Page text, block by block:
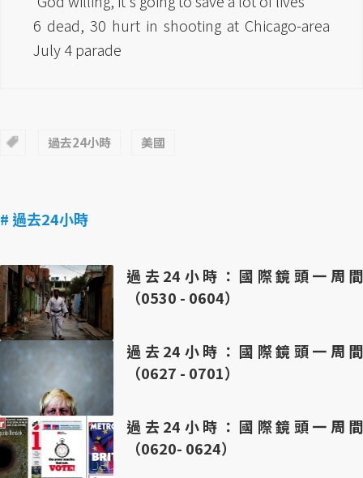
6 dead, 30 hurt in shooting at Chicago-area
July 4 parade
過去24小時 美國
# 過去24小時
過去24小時：國際鏡頭一周間
（0530 - 0604）
過去24小時：國際鏡頭一周間
（0627 - 0701）
過去24小時：國際鏡頭一周間
（0620- 0624）